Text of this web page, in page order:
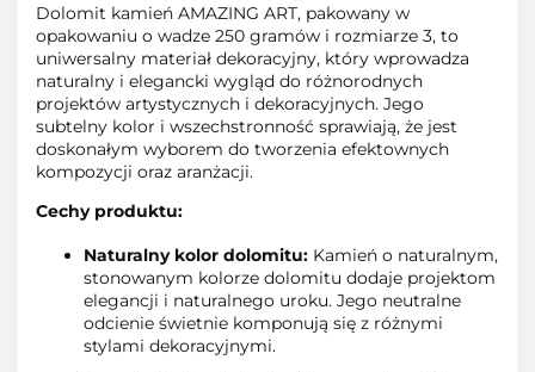
Dolomit kamień AMAZING ART, pakowany w
opakowaniu o wadze 250 gramów i rozmiarze 3, to
uniwersalny materiał dekoracyjny, który wprowadza
naturalny i elegancki wygląd do różnorodnych
projektów artystycznych i dekoracyjnych. Jego
subtelny kolor i wszechstronność sprawiają, że jest
doskonałym wyborem do tworzenia efektownych
kompozycji oraz aranżacji.
Cechy produktu:
Naturalny kolor dolomitu: Kamień o naturalnym,
stonowanym kolorze dolomitu dodaje projektom
elegancji i naturalnego uroku. Jego neutralne
odcienie świetnie komponują się z różnymi
stylami dekoracyjnymi.